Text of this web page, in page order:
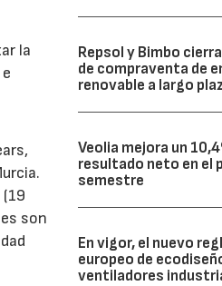
la
son
Repsol y Bimbo
de compraventa de
renovable a largo
Veolia mejora un
resultado neto en el
semestre
En vigor, el nuevo
europeo de
ventiladores